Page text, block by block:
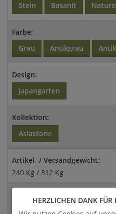
Stein
Basanit
Farbe:
Grau
Antikgrau
Design:
Japangarten
Kollektion:
Asiastone
Artikel- / Versandgewicht:
240 Kg / 312 Kg
140x55x29cm (HxBxT)
HERZLICHEN DANK FÜR